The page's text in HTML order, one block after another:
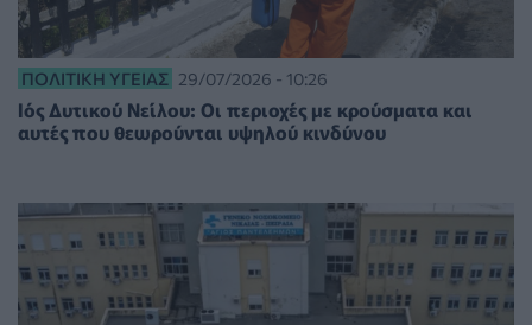
ΠΟΛΙΤΙΚΉ ΥΓΕΊΑΣ 29/07/2026 - 10:26
Ιός Δυτικού Νείλου: Οι περιοχές με κρούσματα και
αυτές που θεωρούνται υψηλού κινδύνου